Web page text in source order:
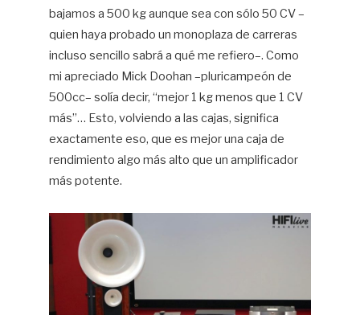
bajamos a 500 kg aunque sea con sólo 50 CV –
quien haya probado un monoplaza de carreras
incluso sencillo sabrá a qué me refiero–. Como
mi apreciado Mick Doohan –pluricampeón de
500cc– solía decir, “mejor 1 kg menos que 1 CV
más”… Esto, volviendo a las cajas, significa
exactamente eso, que es mejor una caja de
rendimiento algo más alto que un amplificador
más potente.